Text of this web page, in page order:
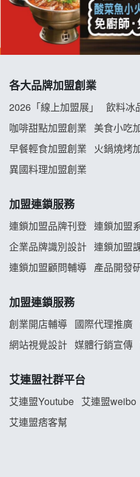
優握握×酸奶大獅加盟說
冬城門加盟說明會
龍涎居好湯加盟說明會
舒油頭加盟說明會
義氣豐發雞加盟說明會
Mr.Wish加盟說明會
雞咕雞咕加盟說明會
TEA TOP加盟說明會
珍好味臭臭鍋加盟說明會
藍象廷泰式火鍋加盟說明
日十。早午食加盟說明會
各大品牌加盟創業
2026「線上加盟展」
飲料冰
咖啡甜點加盟創業
美食小吃
早餐輕食加盟創業
火鍋燒烤
異國料理加盟創業
加盟連鎖服務
連鎖加盟品牌刊登 連鎖加盟
企業品牌識別設計 連鎖加盟
連鎖加盟顧問輔導 產品開發
加盟連鎖服務
創業開店輔導 國際代理推廣
網站視覺設計 媒體行銷宣傳
艾連盟社群平台
艾連盟Youtube 艾連盟weibo
艾連盟痞客幫